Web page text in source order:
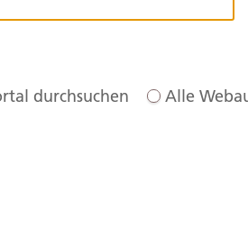
durchsuchen Alle